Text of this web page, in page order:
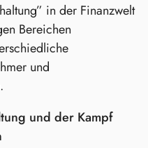
in der Finanzwelt
Bereichen
und
und der Kampf